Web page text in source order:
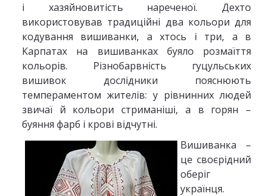
і хазяйновитість нареченої. Дехто
використовував традиційні два кольори для
кодування вишиванки, а хтось і три, а в
Карпатах на вишиванках буяло розмаїття
кольорів. Різнобарвність гуцульських
вишивок дослідники пояснюють
темпераментом жителів: у рівнинних людей
звичаї й кольори стриманіші, а в горян –
буяння фарб і крові відчутні.
Вишиванка –
це своєрідний
оберіг
українця.